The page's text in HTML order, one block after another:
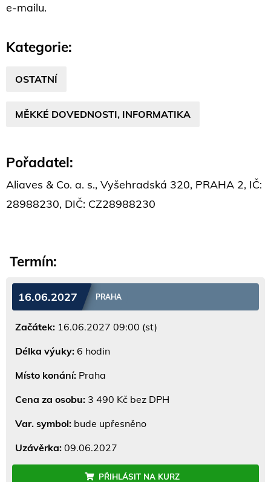
e-mailu.
Kategorie:
OSTATNÍ
MĚKKÉ DOVEDNOSTI, INFORMATIKA
Pořadatel:
Aliaves & Co. a. s., Vyšehradská 320, PRAHA 2, IČ:
28988230, DIČ: CZ28988230
Termín:
16.06.2027 PRAHA
Začátek: 16.06.2027 09:00 (st)
Délka výuky: 6 hodin
Místo konání: Praha
Cena za osobu: 3 490 Kč bez DPH
Var. symbol: bude upřesněno
Uzávěrka: 09.06.2027
PŘIHLÁSIT NA KURZ